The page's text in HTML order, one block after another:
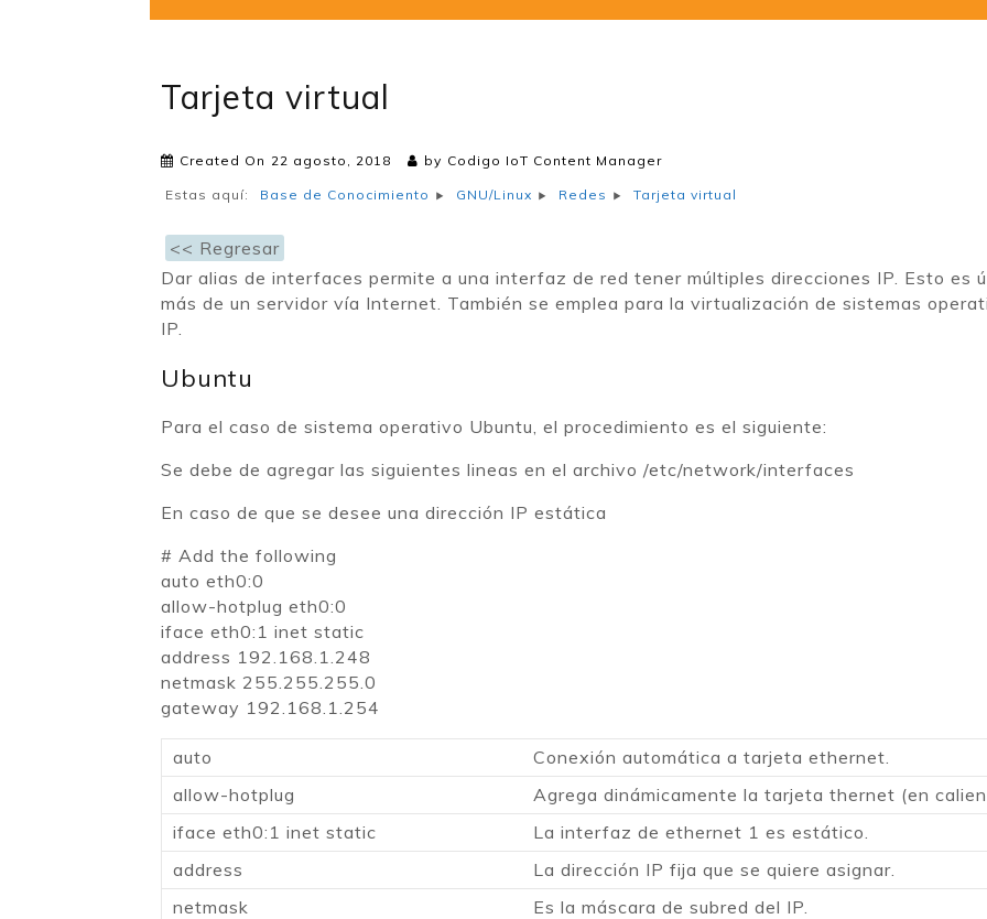
Tarjeta virtual
Created On 22 agosto, 2018 by Codigo IoT Content Manager
Estas aquí: Base de Conocimiento GNU/Linux Redes Tarjeta virtual
<< Regresar
Dar alias de interfaces permite a una interfaz de red tener múltiples direcciones IP. Esto es
más de un servidor vía Internet. También se emplea para la virtualización de sistemas
IP.
Ubuntu
Para el caso de sistema operativo Ubuntu, el procedimiento es el siguiente:
Se debe de agregar las siguientes lineas en el archivo /etc/network/interfaces
En caso de que se desee una dirección IP estática
# Add the following
auto eth0:0
allow-hotplug eth0:0
iface eth0:1 inet static
address 192.168.1.248
netmask 255.255.255.0
gateway 192.168.1.254
auto
Conexión automática a tarjeta ethernet.
allow-hotplug
Agrega dinámicamente la tarjeta thernet (en
iface eth0:1 inet static
La interfaz de ethernet 1 es estático.
address
La dirección IP fija que se quiere asignar.
netmask
Es la máscara de subred del IP.